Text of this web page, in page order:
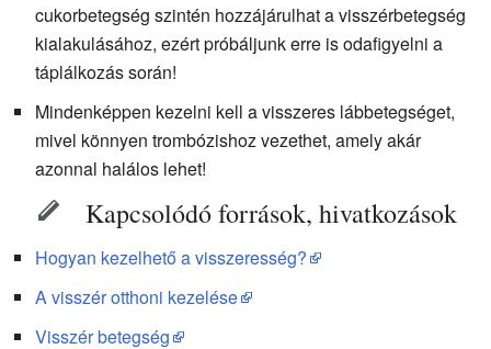
cukorbetegség szintén hozzájárulhat a visszérbetegség
kialakulásához, ezért próbáljunk erre is odafigyelni a
táplálkozás során!
Mindenképpen kezelni kell a visszeres lábbetegséget,
mivel könnyen trombózishoz vezethet, amely akár
azonnal halálos lehet!
Kapcsolódó források, hivatkozások
Hogyan kezelhető a visszeresség?
A visszér otthoni kezelése
Visszér betegség